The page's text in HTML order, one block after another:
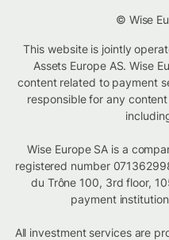
© Wise
This website is jointly
Assets Europe AS. Wise
content related to payment
responsible for any
Wise Europe SA is a
registered number
du Trône 100, 3rd floor,
payment
All investment services are